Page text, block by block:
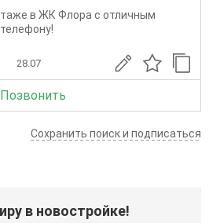
в ЖК Флора с отличным
28.07
Позвонить
Сохранить поиск и подписаться
в новостройке!